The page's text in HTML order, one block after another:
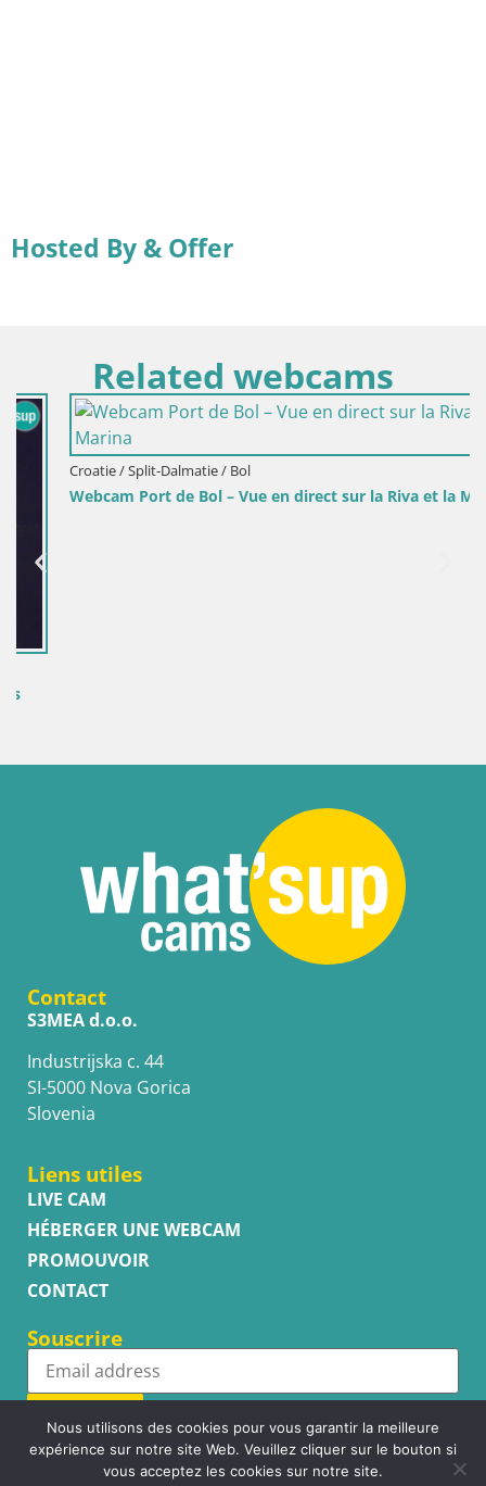
Hosted By & Offer
Related webcams
Croatie / Split-Dalmatie / Bol
Webcam Port de Bol – Vue en direct sur la Riva et la Marina
Contact
S3MEA d.o.o.
Industrijska c. 44
SI-5000 Nova Gorica
Slovenia
Liens utiles
LIVE CAM
HÉBERGER UNE WEBCAM
PROMOUVOIR
CONTACT
Souscrire
Subscribe
Nous utilisons des cookies pour vous garantir la meilleure
expérience sur notre site Web. Veuillez cliquer sur le bouton si
vous acceptez les cookies sur notre site.